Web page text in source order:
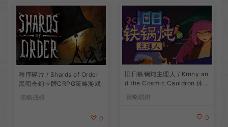
秩序碎片 / Shards of Order
黑暗奇幻卡牌CRPG策略游戏
策略战棋
0
旧日铁锅炖主理人 / Kinny an
d the Cosmic Cauldron 休闲
卡片肉鸽策略游戏
策略战棋
0